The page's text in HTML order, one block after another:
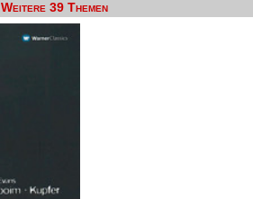
Weitere 39 Themen